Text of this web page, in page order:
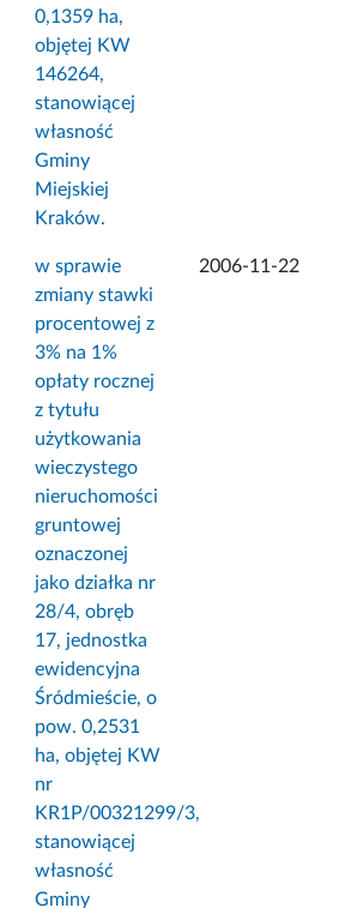
0,1359 ha,
objętej KW
146264,
stanowiącej
własność
Gminy
Miejskiej
Kraków.
w sprawie
zmiany stawki
procentowej z
3% na 1%
opłaty rocznej
z tytułu
użytkowania
wieczystego
nieruchomości
gruntowej
oznaczonej
jako działka nr
28/4, obręb
17, jednostka
ewidencyjna
Śródmieście, o
pow. 0,2531
ha, objętej KW
nr
KR1P/00321299/3,
stanowiącej
własność
Gminy
2006-11-22